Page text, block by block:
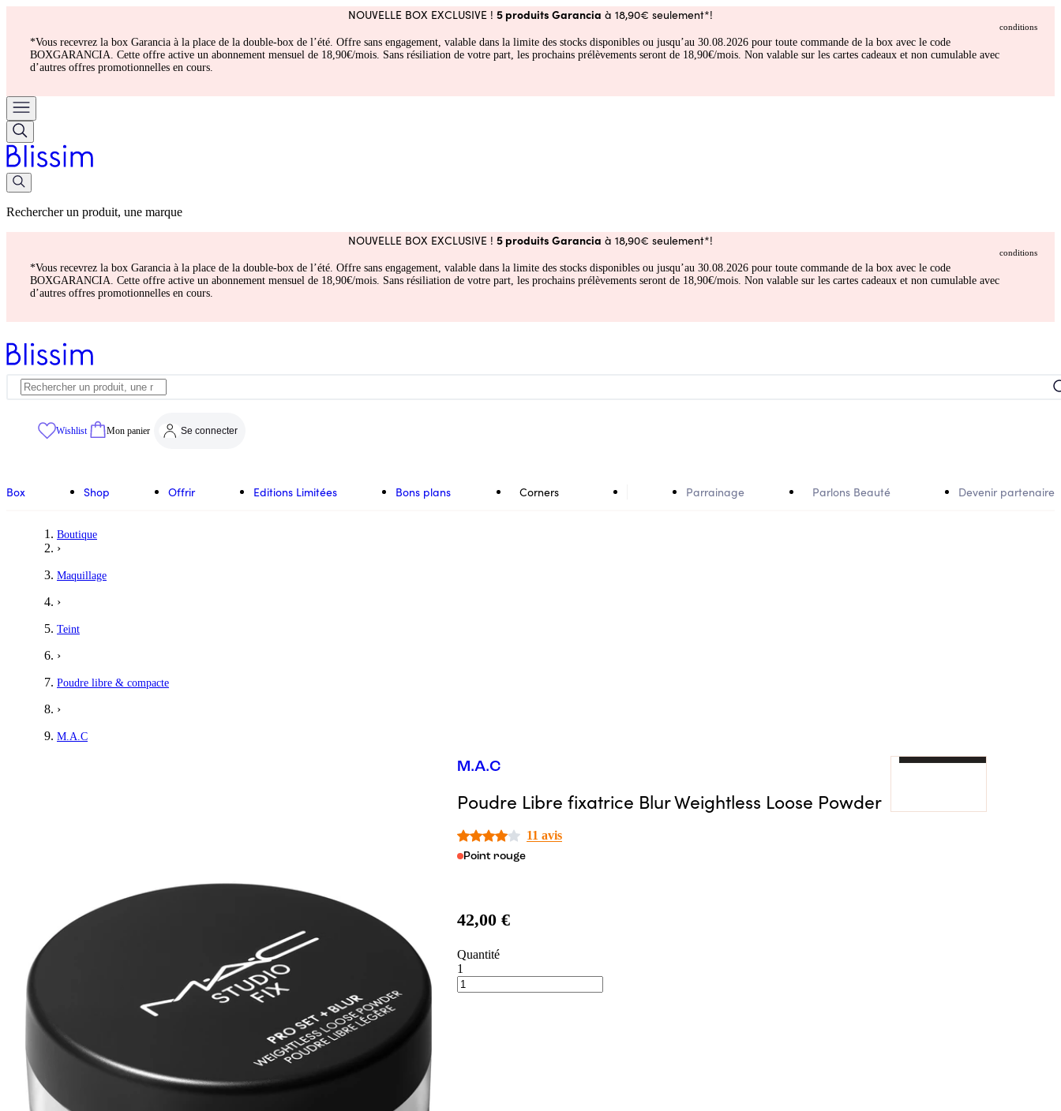
NOUVELLE BOX EXCLUSIVE ! 5 produits Garancia à 18,90€ seulement*!
conditions
*Vous recevrez la box Garancia à la place de la double-box de l’été. Offre sans engagement, valable dans la limite des stocks disponibles ou jusqu’au 30.08.2026 pour toute commande de la box avec le code
BOXGARANCIA. Cette offre active un abonnement mensuel de 18,90€/mois. Sans résiliation de votre part, les prochains prélèvements seront de 18,90€/mois. Non valable sur les cartes cadeaux et non cumulable avec
d’autres offres promotionnelles en cours.
Rechercher un produit, une marque
NOUVELLE BOX EXCLUSIVE ! 5 produits Garancia à 18,90€ seulement*!
conditions
*Vous recevrez la box Garancia à la place de la double-box de l’été. Offre sans engagement, valable dans la limite des stocks disponibles ou jusqu’au 30.08.2026 pour toute commande de la box avec le code
BOXGARANCIA. Cette offre active un abonnement mensuel de 18,90€/mois. Sans résiliation de votre part, les prochains prélèvements seront de 18,90€/mois. Non valable sur les cartes cadeaux et non cumulable avec
d’autres offres promotionnelles en cours.
Wishlist Mon panier Se connecter
Box Shop Offrir Editions Limitées Bons plans Corners Parrainage Parlons Beauté Devenir partenaire
Boutique
›
Maquillage
›
Teint
›
Poudre libre & compacte
›
M.A.C
M.A.C
Poudre Libre fixatrice Blur Weightless Loose Powder
11 avis
Point rouge
42,00 €
Quantité
1